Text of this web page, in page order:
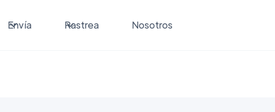
Envía Rastrea Nosotros